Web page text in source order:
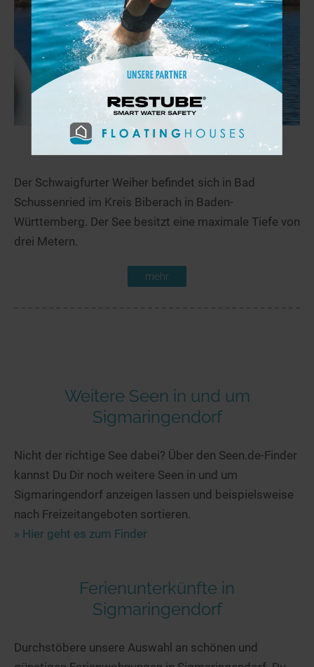
Schwaigfurter Weiher 31,1 km
Der Schwaigfurter Weiher befindet sich in Bad
Schussenried im Kreis Biberach in Baden-
Württemberg. Der See besitzt eine maximale Tiefe von
drei Metern.
mehr
Weitere Seen in und um
Sigmaringendorf
Nicht der richtige See dabei? Über den Seen.de-Finder
kannst Du Dir noch weitere Seen in und um
Sigmaringendorf anzeigen lassen und beispielsweise
nach Freizeitangeboten sortieren.
» Hier geht es zum Finder
Ferienunterkünfte in
Sigmaringendorf
Durchstöbere unsere Auswahl an schönen und